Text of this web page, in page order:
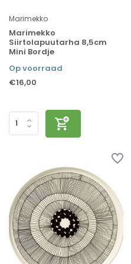
Marimekko
Marimekko
Siirtolapuutarha 8,5cm
Mini Bordje
Op voorraad
€16,00